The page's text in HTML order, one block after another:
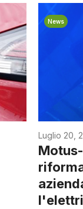
News
Luglio 20,